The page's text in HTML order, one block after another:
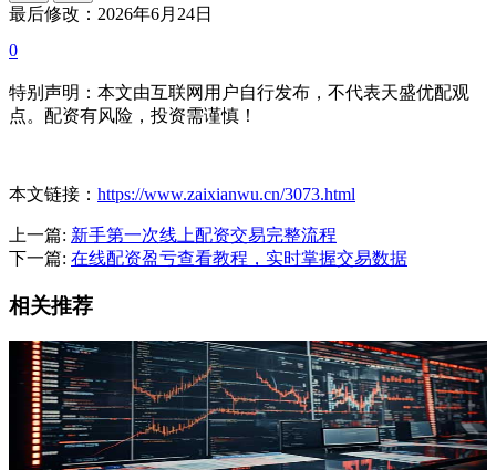
最后修改：2026年6月24日
0
特别声明：本文由互联网用户自行发布，不代表天盛优配观
点。配资有风险，投资需谨慎！
本文链接： https://www.zaixianwu.cn/3073.html
上一篇: 新手第一次线上配资交易完整流程
下一篇: 在线配资盈亏查看教程，实时掌握交易数据
相关推荐